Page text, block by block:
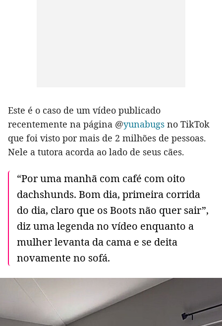
Este é o caso de um vídeo publicado
recentemente na página @yunabugs no TikTok
que foi visto por mais de 2 milhões de pessoas.
Nele a tutora acorda ao lado de seus cães.
“Por uma manhã com café com oito
dachshunds. Bom dia, primeira corrida
do dia, claro que os Boots não quer sair”,
diz uma legenda no vídeo enquanto a
mulher levanta da cama e se deita
novamente no sofá.